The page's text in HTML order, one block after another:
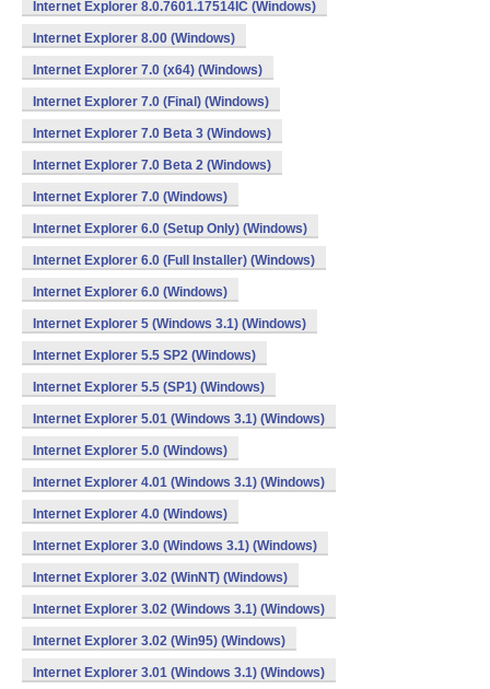
Internet Explorer 8.0.7601.17514IC (Windows)
Internet Explorer 8.00 (Windows)
Internet Explorer 7.0 (x64) (Windows)
Internet Explorer 7.0 (Final) (Windows)
Internet Explorer 7.0 Beta 3 (Windows)
Internet Explorer 7.0 Beta 2 (Windows)
Internet Explorer 7.0 (Windows)
Internet Explorer 6.0 (Setup Only) (Windows)
Internet Explorer 6.0 (Full Installer) (Windows)
Internet Explorer 6.0 (Windows)
Internet Explorer 5 (Windows 3.1) (Windows)
Internet Explorer 5.5 SP2 (Windows)
Internet Explorer 5.5 (SP1) (Windows)
Internet Explorer 5.01 (Windows 3.1) (Windows)
Internet Explorer 5.0 (Windows)
Internet Explorer 4.01 (Windows 3.1) (Windows)
Internet Explorer 4.0 (Windows)
Internet Explorer 3.0 (Windows 3.1) (Windows)
Internet Explorer 3.02 (WinNT) (Windows)
Internet Explorer 3.02 (Windows 3.1) (Windows)
Internet Explorer 3.02 (Win95) (Windows)
Internet Explorer 3.01 (Windows 3.1) (Windows)